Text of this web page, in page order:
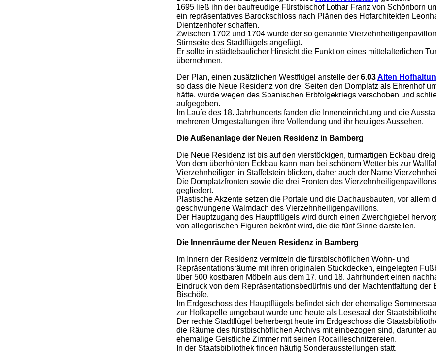
1695 ließ ihn der baufreudige Fürstbischof Lothar Franz von Schönborn
ein repräsentatives Barockschloss nach Plänen des Hofarchitekten
Dientzenhofer schaffen.
Zwischen 1702 und 1704 wurde der so genannte
Stirnseite des Stadtflügels angefügt.
Er sollte in städtebaulicher Hinsicht die Funktion eines mittelalterlichen
übernehmen.
Der Plan, einen zusätzlichen Westflügel anstelle der 6.03Alten
so dass die Neue Residenz von drei Seiten den Domplatz als Ehrenhof
hätte, wurde wegen des Spanischen Erbfolgekriegs verschoben und
aufgegeben.
Im Laufe des 18. Jahrhunderts fanden die Inneneinrichtung und die
mehreren Umgestaltungen ihre Vollendung und ihr heutiges Aussehen.
Die Außenanlage der Neuen Residenz in Bamberg
Die Neue Residenz ist bis auf den vierstöckigen, turmartigen Eckbau
Von dem überhöhten Eckbau kann man bei schönem Wetter bis zur
Vierzehnheiligen in Staffelstein blicken, daher auch der Name
Die Domplatzfronten sowie die drei Fronten des
gegliedert.
Plastische Akzente setzen die Portale und die Dachausbauten, vor allem
geschwungene Walmdach des Vierzehnheiligenpavillons.
Der Hauptzugang des Hauptflügels wird durch einen Zwerchgiebel
von allegorischen Figuren bekrönt wird, die die fünf Sinne darstellen.
Die Innenräume der Neuen Residenz in Bamberg
Im Innern der Residenz vermitteln die fürstbischöflichen Wohn- und
Repräsentationsräume mit ihren originalen Stuckdecken, eingelegten
über 500 kostbaren Möbeln aus dem 17. und 18. Jahrhundert einen
Eindruck von dem Repräsentationsbedürfnis und der Machtentfaltung der
Bischöfe.
Im Erdgeschoss des Hauptflügels befindet sich der ehemalige
zur Hofkapelle umgebaut wurde und heute als Lesesaal der
Der rechte Stadtflügel beherbergt heute im Erdgeschoss die
die Räume des fürstbischöflichen Archivs mit einbezogen sind, darunter
ehemalige Geistliche Zimmer mit seinen Rocailleschnitzereien.
In der Staatsbibliothek finden häufig Sonderausstellungen statt.